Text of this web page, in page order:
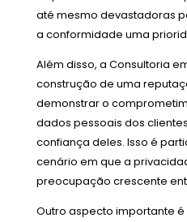
até mesmo devastadoras
a conformidade uma
Além disso, a Consultoria
construção de uma
demonstrar o
dados pessoais dos
confiança deles. Isso é
cenário em que a
preocupação crescente
Outro aspecto importante